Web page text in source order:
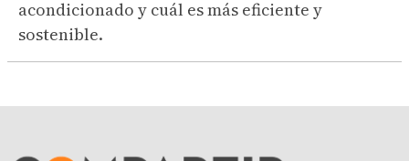
acondicionado y cuál es más eficiente y
sostenible.